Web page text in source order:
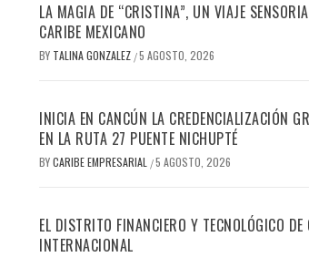
LA MAGIA DE “CRISTINA”, UN VIAJE
CARIBE MEXICANO
BY TALINA GONZALEZ /5 AGOSTO, 2026
INICIA EN CANCÚN LA CREDENCIALIZACIÓN
EN LA RUTA 27 PUENTE NICHUPTÉ
BYCARIBE EMPRESARIAL /5 AGOSTO, 2026
EL DISTRITO FINANCIERO Y TECNOLÓGICO
INTERNACIONAL